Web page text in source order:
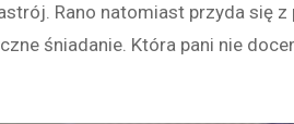
Rano natomiast przyda się z
śniadanie. Która pani nie